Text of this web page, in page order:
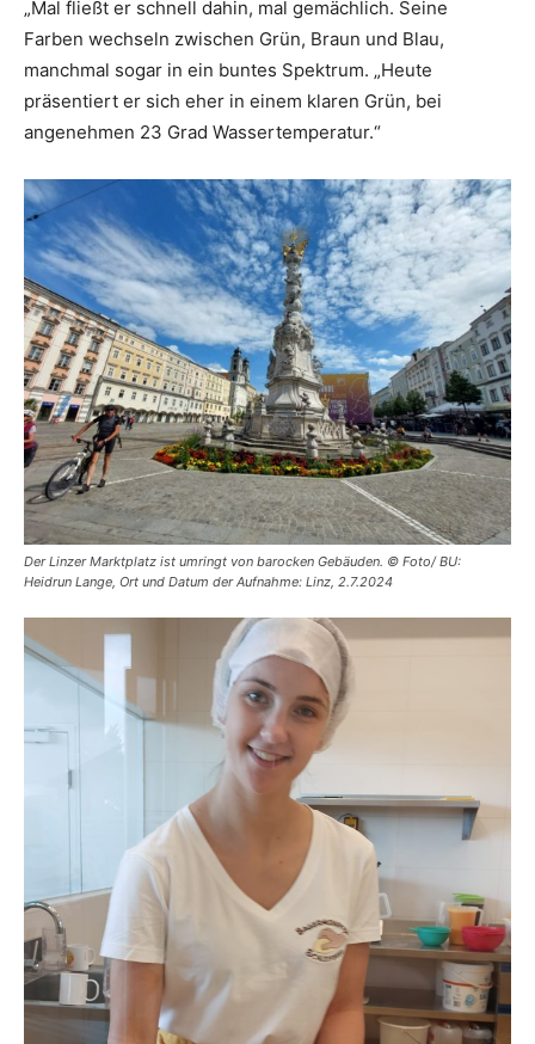
„Mal fließt er schnell dahin, mal gemächlich. Seine
Farben wechseln zwischen Grün, Braun und Blau,
manchmal sogar in ein buntes Spektrum. „Heute
präsentiert er sich eher in einem klaren Grün, bei
angenehmen 23 Grad Wassertemperatur.“
Der Linzer Marktplatz ist umringt von barocken Gebäuden. © Foto/ BU:
Heidrun Lange, Ort und Datum der Aufnahme: Linz, 2.7.2024